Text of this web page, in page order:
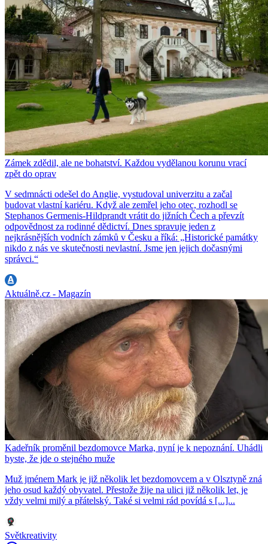
Zámek zdědil, ale ne bohatství. Každou vydělanou korunu vrací
zpět do oprav
V sedmnácti odešel do Anglie, vystudoval univerzitu a začal
budovat vlastní kariéru. Když ale zemřel jeho otec, rozhodl se
Stephanos Germenis-Hildprandt vrátit do jižních Čech a převzít
odpovědnost za rodinné dědictví. Dnes spravuje jeden z
nejkrásnějších vodních zámků v Česku a říká: „Historické památky
nikdo z nás ve skutečnosti nevlastní. Jsme jen jejich dočasnými
správci.“
Aktuálně.cz - Magazín
Kadeřník proměnil bezdomovce Marka, nyní je k nepoznání. Uhádli
byste, že jde o stejného muže
Muž jménem Mark je již několik let bezdomovcem a v Olsztyně zná
jeho osud každý obyvatel. Přestože žije na ulici již několik let, je
vždy velmi milý a přátelský. Také si velmi rád povídá s [...]...
Světkreativity